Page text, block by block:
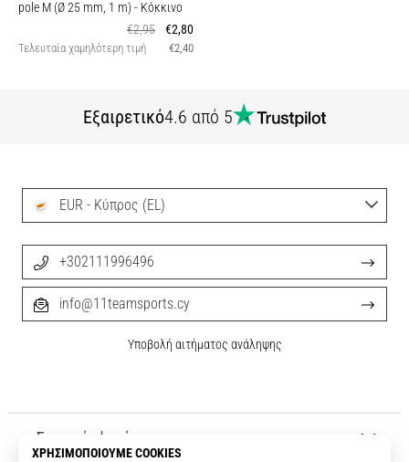
pole M (Ø 25 mm, 1 m)- Κόκκινο
€2,95
€2,80
Τελευταία χαμηλότερη τιμή €2,40
Εξαιρετικό4.6 από 5
Σχετικά μ' εμάς
EUR - Κύπρος (EL)
+302111996496
info@11teamsports.cy
Υποβολή αιτήματος ανάληψης